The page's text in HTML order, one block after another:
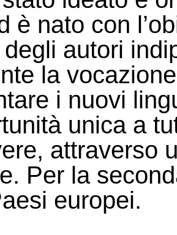
è nato con
autori
la
i nuovi
unica a
attraverso
Per la
europei.